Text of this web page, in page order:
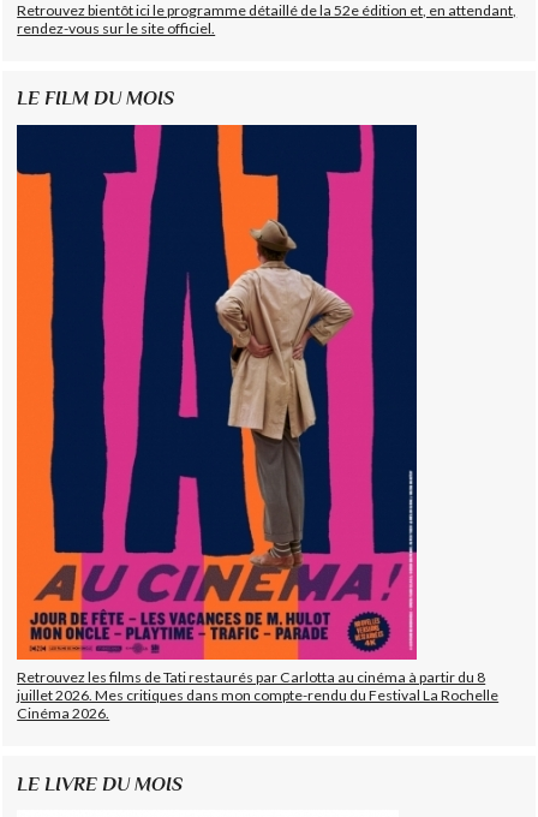
Retrouvez bientôt ici le programme détaillé de la 52e édition et, en attendant,
rendez-vous sur le site officiel.
LE FILM DU MOIS
Retrouvez les films de Tati restaurés par Carlotta au cinéma à partir du 8
juillet 2026. Mes critiques dans mon compte-rendu du Festival La Rochelle
Cinéma 2026.
LE LIVRE DU MOIS